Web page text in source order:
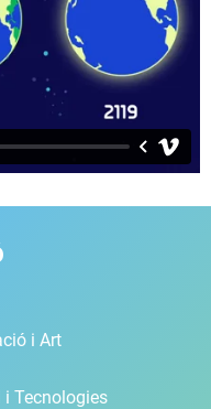
i Art
Tecnologies